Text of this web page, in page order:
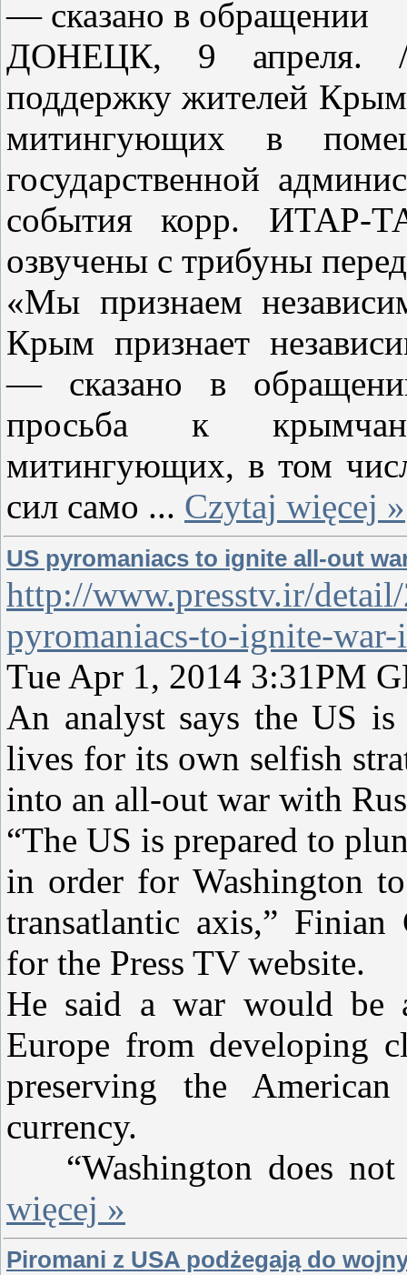
— сказано в обращении
ДОНЕЦК, 9 апреля. /
поддержку жителей
митингующих в
государственной
события корр. ИТАР-
озвучены с трибуны
«Мы признаем
Крым признает
— сказано в
просьба к
митингующих, в том
сил само ... Czytaj więcej »
US pyromaniacs to ignite all-out
http://www.presstv.ir/
pyromaniacs-to-ignite-war-
Tue Apr 1, 2014 3:31PM
An analyst says the US
lives for its own selfish
into an all-out war with
“The US is prepared to
in order for Washington
transatlantic axis,”
for the Press TV website.
He said a war would be
Europe from developing
preserving the
currency.
“Washington does not
więcej »
Piromani z USA podżegają do